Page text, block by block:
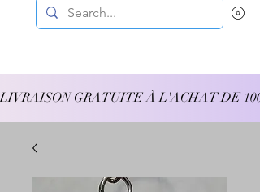
LIVRAISON GRATUITE À L'ACHAT DE